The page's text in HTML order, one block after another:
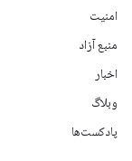
امنیت
منبع آزاد
اخبار
وبلاگ
پادکست‌ها